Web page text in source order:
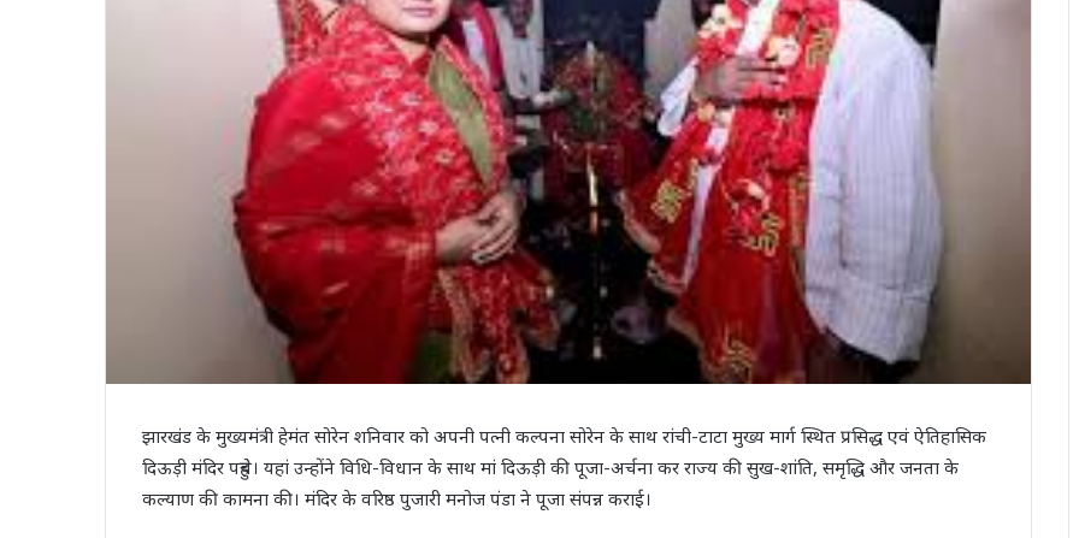
झारखंड के मुख्यमंत्री हेमंत सोरेन शनिवार को अपनी पत्नी कल्पना सोरेन के साथ रांची-टाटा मुख्य मार्ग स्थित प्रसिद्ध एवं ऐतिहासिक
दिऊड़ी मंदिर पहुंचे। यहां उन्होंने विधि-विधान के साथ मां दिऊड़ी की पूजा-अर्चना कर राज्य की सुख-शांति, समृद्धि और जनता के
कल्याण की कामना की। मंदिर के वरिष्ठ पुजारी मनोज पंडा ने पूजा संपन्न कराई।